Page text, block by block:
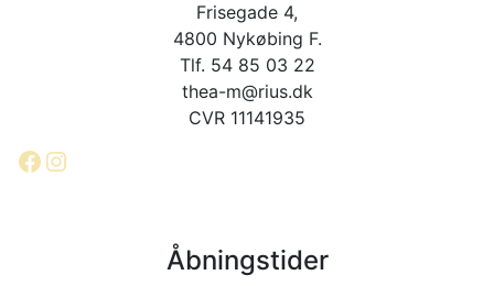
Frisegade 4,
4800 Nykøbing F.
Tlf. 54 85 03 22
thea-m@rius.dk
CVR 11141935
Facebook
Instagram
Åbningstider